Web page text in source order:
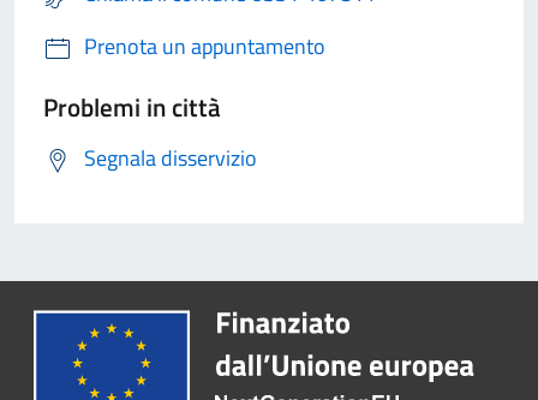
Prenota un appuntamento
Problemi in città
Segnala disservizio